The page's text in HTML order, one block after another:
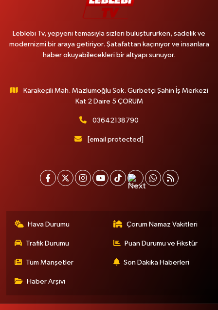
Leblebi Tv, yepyeni temasıyla sizleri buluştururken, sadelik ve
modernizmi bir araya getiriyor. Şatafattan kaçınıyor ve insanlara
haber okuyabilecekleri bir altyapı sunuyor.
Karakeçili Mah. Mazlumoğlu Sok. Gurbetçi Şahin İş Merkezi
Kat 2 Daire 5 ÇORUM
03642138790
[email protected]
Hava Durumu Çorum Namaz Vakitleri
Trafik Durumu Puan Durumu ve Fikstür
Tüm Manşetler Son Dakika Haberleri
Haber Arşivi